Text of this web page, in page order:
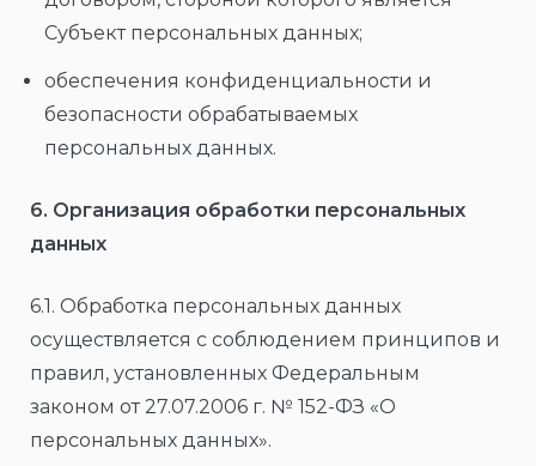
Субъект персональных данных;
обеспечения конфиденциальности и
безопасности обрабатываемых
персональных данных.
6. Организация обработки персональных
данных
6.1. Обработка персональных данных
осуществляется с соблюдением принципов и
правил, установленных Федеральным
законом от 27.07.2006 г. № 152-ФЗ «О
персональных данных».